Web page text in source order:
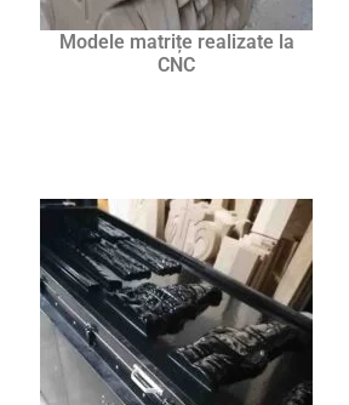
Modele matrițe realizate la
CNC